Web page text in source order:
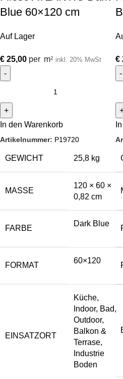
Blue 60×120 cm
Auf Lager
€ 25,00 per m2 inkl. 20% MwSt
In den Warenkorb
Artikelnummer: P19720
GEWICHT 25,8 kg
MASSE
120 × 60 ×
0,82 cm
FARBE
Dark Blue
FORMAT
60×120
EINSATZORT
Küche,
Indoor, Bad,
Outdoor,
Balkon &
Terrase,
Industrie
Boden
€